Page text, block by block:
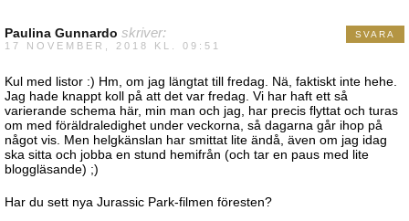
Paulina Gunnardo skriver:
17 NOVEMBER, 2018 KL. 09:51
Kul med listor :) Hm, om jag längtat till fredag. Nä, faktiskt inte hehe.
Jag hade knappt koll på att det var fredag. Vi har haft ett så
varierande schema här, min man och jag, har precis flyttat och turas
om med föräldraledighet under veckorna, så dagarna går ihop på
något vis. Men helgkänslan har smittat lite ändå, även om jag idag
ska sitta och jobba en stund hemifrån (och tar en paus med lite
bloggläsande) ;)
Har du sett nya Jurassic Park-filmen föresten?
SVARA